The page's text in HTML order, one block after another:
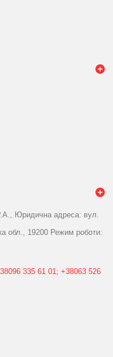
Юридична адреса: вул.
обл., 19200 Режим роботи:
335 61 01; +38063 526